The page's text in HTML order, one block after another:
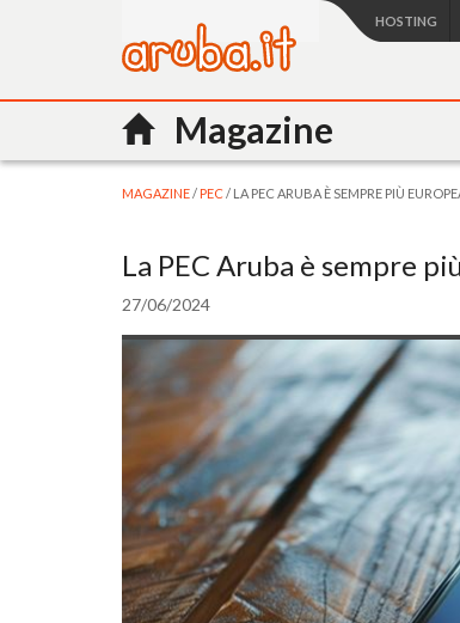
HOSTING
Magazine
MAGAZINE/ PEC/ LA PEC ARUBA È SEMPRE PIÙ
La PEC Aruba è sempre
27/06/2024